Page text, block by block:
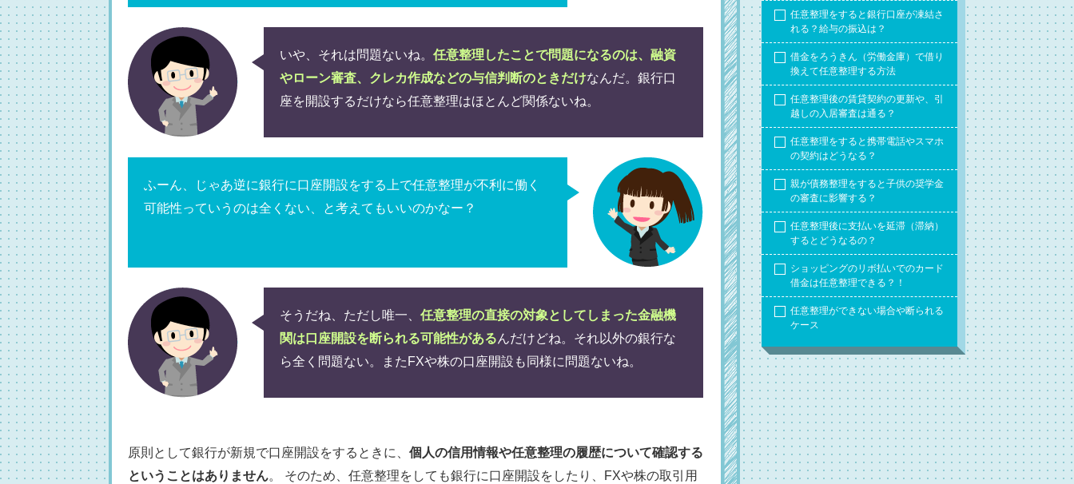
いや、それは問題ないね。 任意整理したことで問題になるのは、融資
やローン審査、クレカ作成などの与信判断のときだけなんだ。銀行口
座を開設するだけなら任意整理はほとんど関係ないね。
ふーん、じゃあ逆に銀行に口座開設をする上で任意整理が不利に働く
可能性っていうのは全くない、と考えてもいいのかなー？
そうだね、ただし唯一、 任意整理の直接の対象としてしまった金融機
関は口座開設を断られる可能性があるんだけどね。それ以外の銀行な
ら全く問題ない。またFXや株の口座開設も同様に問題ないね。
原則として銀行が新規で口座開設をするときに、 個人の信用情報や任意整理の履歴について確認する
ということはありません。 そのため、任意整理をしても銀行に口座開設をしたり、FXや株の取引用
任意整理をすると銀行口座が凍結さ
れる？給与の振込は？
借金をろうきん（労働金庫）で借り
換えて任意整理する方法
任意整理後の賃貸契約の更新や、引
越しの入居審査は通る？
任意整理をすると携帯電話やスマホ
の契約はどうなる？
親が債務整理をすると子供の奨学金
の審査に影響する？
任意整理後に支払いを延滞（滞納）
するとどうなるの？
ショッピングのリボ払いでのカード
借金は任意整理できる？！
任意整理ができない場合や断られる
ケース